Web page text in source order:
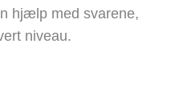
hjælp med svarene,
niveau.